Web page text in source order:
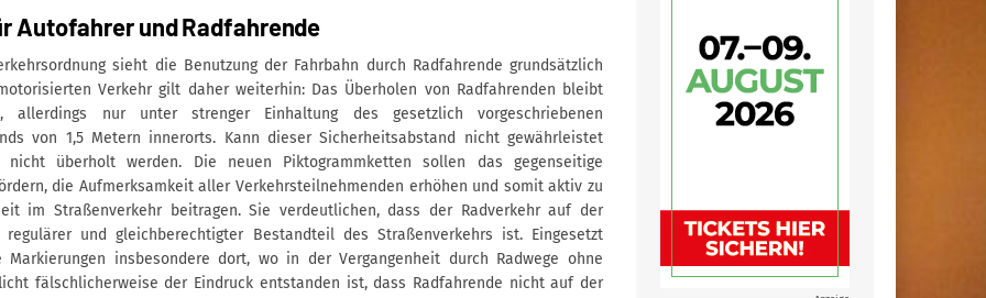
Autofahrer und Radfahrende
sieht die Benutzung der Fahrbahn durch Radfahrende grundsätzlich
Verkehr gilt daher weiterhin: Das Überholen von Radfahrenden bleibt
allerdings nur unter strenger Einhaltung des gesetzlich vorgeschriebenen
von 1,5 Metern innerorts. Kann dieser Sicherheitsabstand nicht gewährleistet
nicht überholt werden. Die neuen Piktogrammketten sollen das gegenseitige
die Aufmerksamkeit aller Verkehrsteilnehmenden erhöhen und somit aktiv zu
im Straßenverkehr beitragen. Sie verdeutlichen, dass der Radverkehr auf der
regulärer und gleichberechtigter Bestandteil des Straßenverkehrs ist. Eingesetzt
Markierungen insbesondere dort, wo in der Vergangenheit durch Radwege ohne
fälschlicherweise der Eindruck entstanden ist, dass Radfahrende nicht auf der